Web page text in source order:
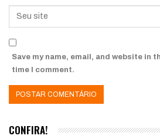
Save my name, email, and website in
time I comment.
CONFIRA!